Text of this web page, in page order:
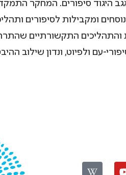
היגוד סיפורים. המחקר
ומקבילות לסיפורים
והתהליכים התקשורתיים
עם ולפיוט, ונדון שילוב